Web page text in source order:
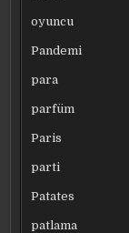
oyuncu
Pandemi
para
parfüm
Paris
parti
Patates
patlama